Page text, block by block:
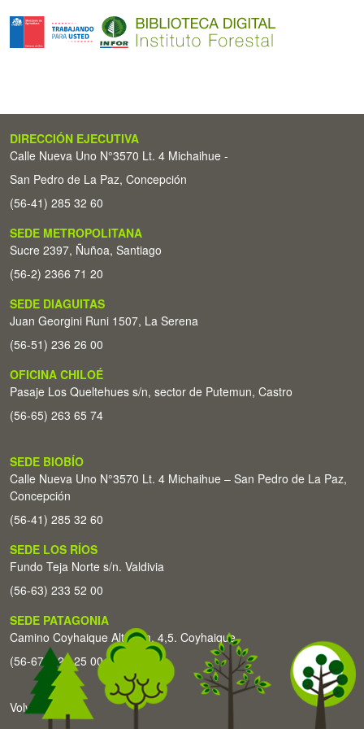
DIRECCIÓN EJECUTIVA
Calle Nueva Uno N°3570 Lt. 4 Michaihue -
San Pedro de La Paz, Concepción
(56-41) 285 32 60
SEDE METROPOLITANA
Sucre 2397, Ñuñoa, Santiago
(56-2) 2366 71 20
SEDE DIAGUITAS
Juan Georgini Runi 1507, La Serena
(56-51) 236 26 00
OFICINA CHILOÉ
Pasaje Los Queltehues s/n, sector de Putemun, Castro
(56-65) 263 65 74
SEDE BIOBÍO
Calle Nueva Uno N°3570 Lt. 4 Michaihue – San Pedro de La Paz,
Concepción
(56-41) 285 32 60
SEDE LOS RÍOS
Fundo Teja Norte s/n. Valdivia
(56-63) 233 52 00
SEDE PATAGONIA
Camino Coyhaique Alto Km. 4,5. Coyhaique
(56-67) 226 25 00
Volver arriba